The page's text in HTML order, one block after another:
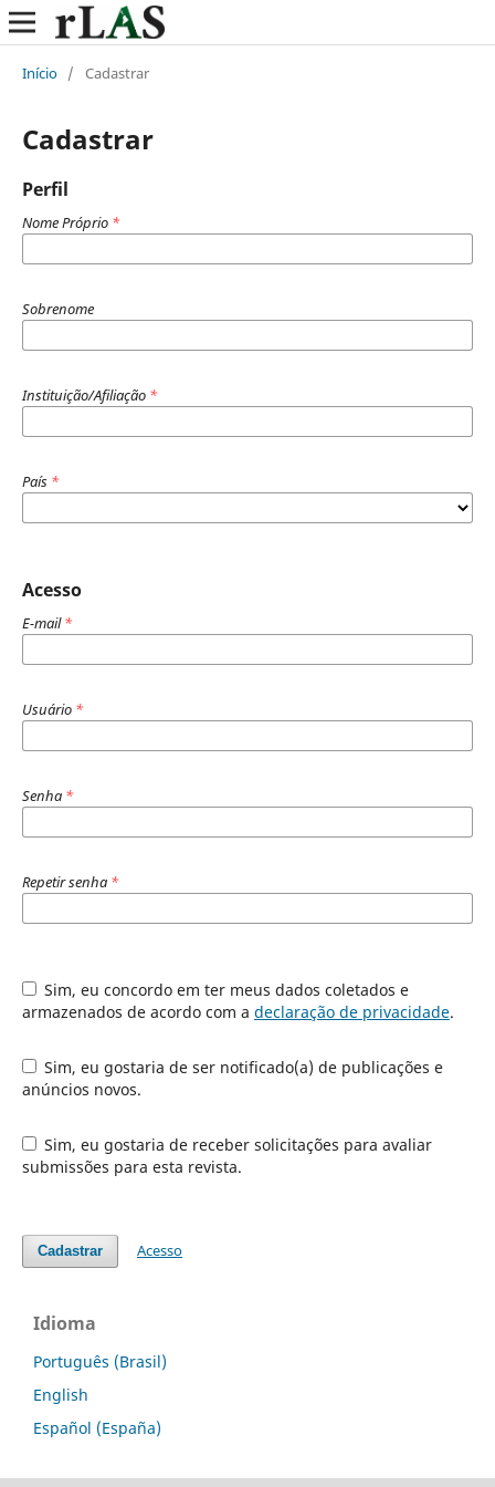
Início / Cadastrar
Cadastrar
Perfil
Nome Próprio *
Sobrenome
Instituição/Afiliação *
País *
Acesso
E-mail*
Usuário *
Senha *
Repetir senha *
Sim, eu concordo em ter meus dados coletados e
armazenados de acordo com a declaração de privacidade.
Sim, eu gostaria de ser notificado(a) de publicações e
anúncios novos.
Sim, eu gostaria de receber solicitações para avaliar
submissões para esta revista.
Cadastrar Acesso
Idioma
Português (Brasil)
English
Español (España)